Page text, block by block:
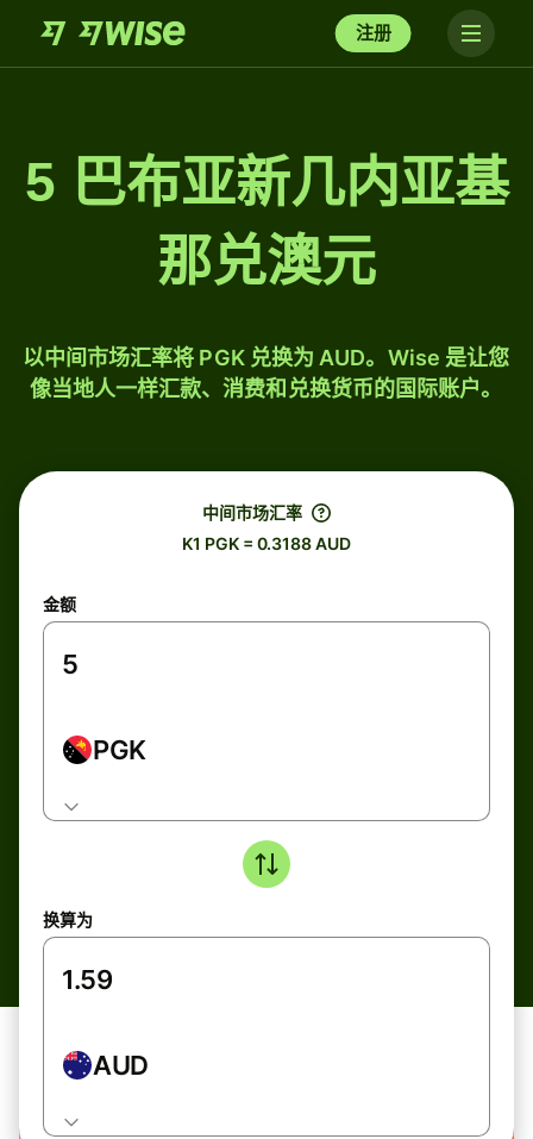
注册
5 巴布亚新几内亚基
那兑澳元
以中间市场汇率将 PGK 兑换为 AUD。Wise 是让您
像当地人一样汇款、消费和兑换货币的国际账户。
中间市场汇率
K1 PGK = 0.3188 AUD
金额
PGK
换算为
AUD